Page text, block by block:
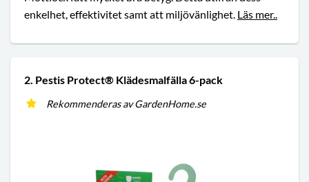
enkelhet, effektivitet samt att miljövänlighet. Läs mer..
2. Pestis Protect® Klädesmalfälla 6-pack
Rekommenderas av GardenHome.se